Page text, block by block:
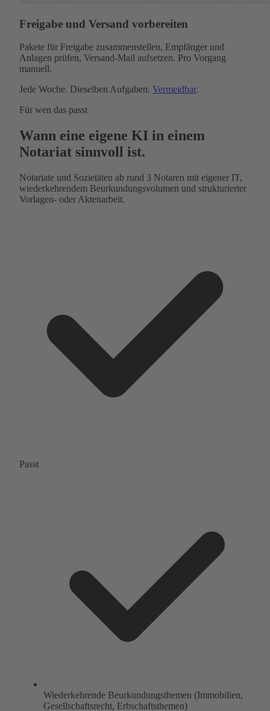
Freigabe und Versand vorbereiten
Pakete für Freigabe zusammenstellen, Empfänger und
Anlagen prüfen, Versand-Mail aufsetzen. Pro Vorgang
manuell.
Jede Woche. Dieselben Aufgaben. Vermeidbar.
Für wen das passt
Wann eine eigene KI in einem
Notariat sinnvoll ist.
Notariate und Sozietäten ab rund 3 Notaren mit eigener IT,
wiederkehrendem Beurkundungsvolumen und strukturierter
Vorlagen- oder Aktenarbeit.
Passt
Wiederkehrende Beurkundungsthemen (Immobilien,
Gesellschaftsrecht, Erbschaftsthemen)